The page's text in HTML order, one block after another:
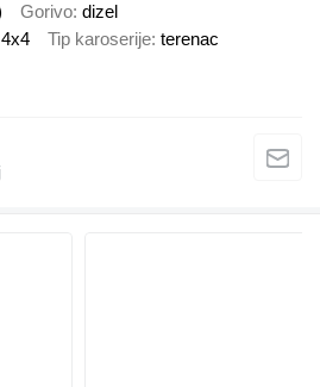
Gorivo dizel
4x4 Tip karoserije terenac